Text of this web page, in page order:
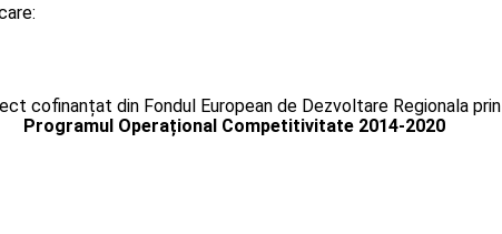
cofinanțat din Fondul European de Dezvoltare Regionala prin
Programul Operațional Competitivitate 2014-2020